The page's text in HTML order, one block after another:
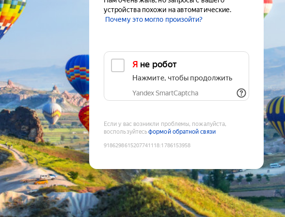
устройства похожи на автоматические.
Почему это могло произойти?
Я не робот
Нажмите, чтобы продолжить
Yandex SmartCaptcha
Если у вас возникли проблемы, пожалуйста,
воспользуйтесьформой обратной связи
9186298615207741118:1786153958